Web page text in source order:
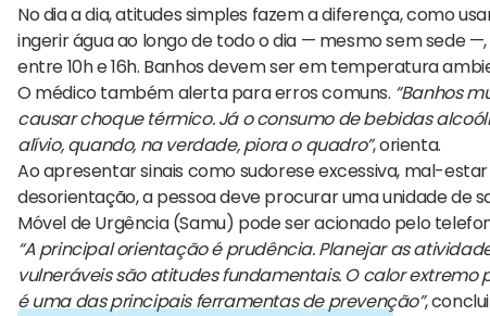
No dia a dia, atitudes simples fazem a diferença, como
ingerir água ao longo de todo o dia — mesmo sem sede
entre 10h e 16h. Banhos devem ser em temperatura
O médico também alerta para erros comuns. “Banhos
causar choque térmico. Já o consumo de bebidas
alívio, quando, na verdade, piora o quadro”, orienta.
Ao apresentar sinais como sudorese excessiva, mal-
desorientação, a pessoa deve procurar uma unidade de
Móvel de Urgência (Samu) pode ser acionado pelo
“A principal orientação é prudência. Planejar as
vulneráveis são atitudes fundamentais. O calor
é uma das principais ferramentas de prevenção”,